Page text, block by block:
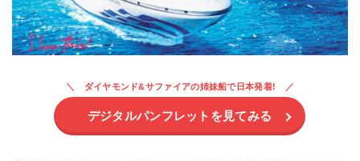
ダイヤモンド&サファイアの姉妹船で日本発着!
デジタルパンフレットを見てみる